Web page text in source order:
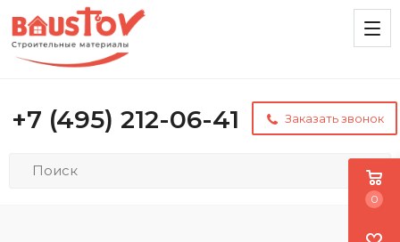
+7 (495) 212-06-41 Заказать звонок
0